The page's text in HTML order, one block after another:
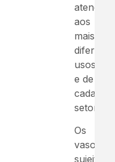
atender
aos
mais
diferentes
usos
e de
cada
setor.
Os
vasos
sujeitos